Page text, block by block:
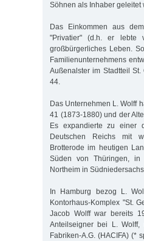
Söhnen als Inhaber geleitet
Das Einkommen aus
"Privatier" (d.h. er lebte
großbürgerliches Leben.
Familienunternehmens
Außenalster im Stadtteil
44.
Das Unternehmen L. Wolff
41 (1873-1880) und der
Es expandierte zu einer
Deutschen Reichs mit
Brotterode im heutigen
Süden von Thüringen, in
Northeim in
In Hamburg bezog L.
Kontorhaus-Komplex "St.
Jacob Wolff war bereits
Anteilseigner bei L. Wolff,
Fabriken-A.G. (HACIFA) (*